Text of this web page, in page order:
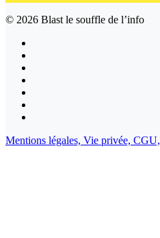
© 2026 Blast le souffle de l’info
Mentions légales, Vie privée, CGU,